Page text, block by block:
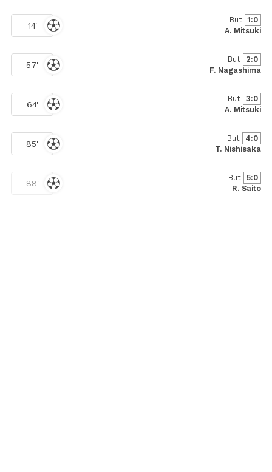
14'
But 1:0
A. Mitsuki
57'
But 2:0
F. Nagashima
64'
But 3:0
A. Mitsuki
85'
But
4:0
T. Nishisaka
88'
But 5:0
R. Saito